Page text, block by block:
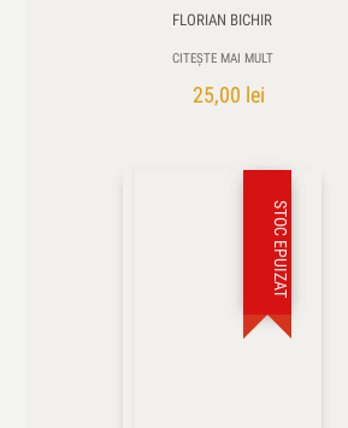
FLORIAN BICHIR
CITEȘTE MAI MULT
25,00 lei
STOC EPUIZAT